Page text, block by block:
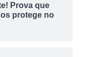
Prova que
protege no